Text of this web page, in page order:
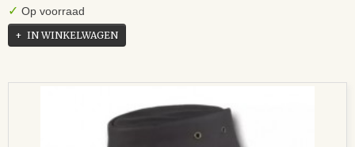
✓ Op voorraad
IN WINKELWAGEN